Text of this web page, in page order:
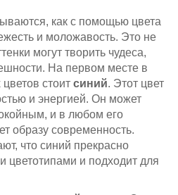
как с помощью цвета
и моложавость. Это не
могут творить чудеса,
На первом месте в
стоит синий. Этот цвет
и энергией. Он может
и в любом его
образу современность.
что синий прекрасно
цветотипами и подходит для